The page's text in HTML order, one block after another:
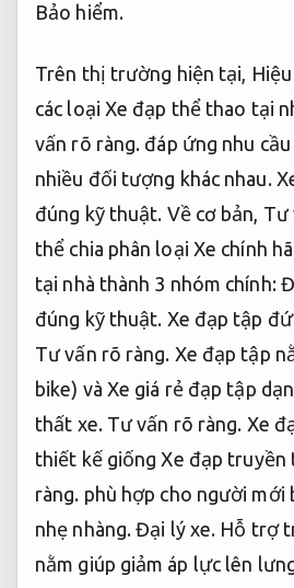
Bảo hiểm.
Trên thị trường hiện tại,
các loại Xe đạp thể thao tại
vấn rõ ràng. đáp ứng nhu
nhiều đối tượng khác nhau.
đúng kỹ thuật. Về cơ bản, Tư
thể chia phân loại Xe chính
tại nhà thành 3 nhóm chính:
đúng kỹ thuật. Xe đạp tập
Tư vấn rõ ràng. Xe đạp tập
bike) và Xe giá rẻ đạp tập
thất xe. Tư vấn rõ ràng. Xe
thiết kế giống Xe đạp truyền
ràng. phù hợp cho người mới
nhẹ nhàng.Đại lý xe. Hỗ trợ
nằm giúp giảm áp lực lên